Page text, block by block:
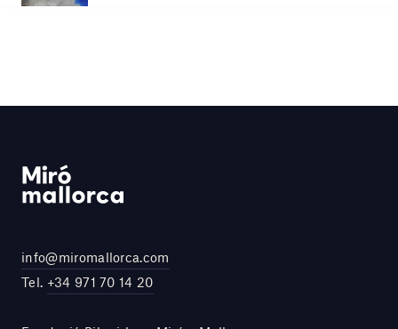
info@miromallorca.com
Tel. +34 971 70 14 20